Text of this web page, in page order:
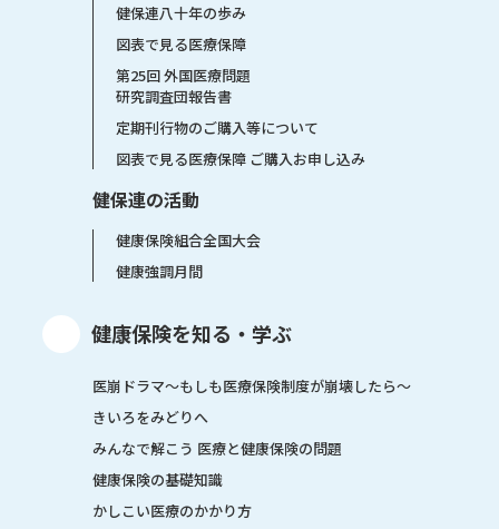
健保連八十年の歩み
図表で見る医療保障
第25回 外国医療問題
研究調査団報告書
定期刊行物のご購入等について
図表で見る医療保障 ご購入お申し込み
健保連の活動
健康保険組合全国大会
健康強調月間
健康保険を知る・学ぶ
医崩ドラマ〜もしも医療保険制度が崩壊したら〜
きいろをみどりへ
みんなで解こう 医療と健康保険の問題
健康保険の基礎知識
かしこい医療のかかり方